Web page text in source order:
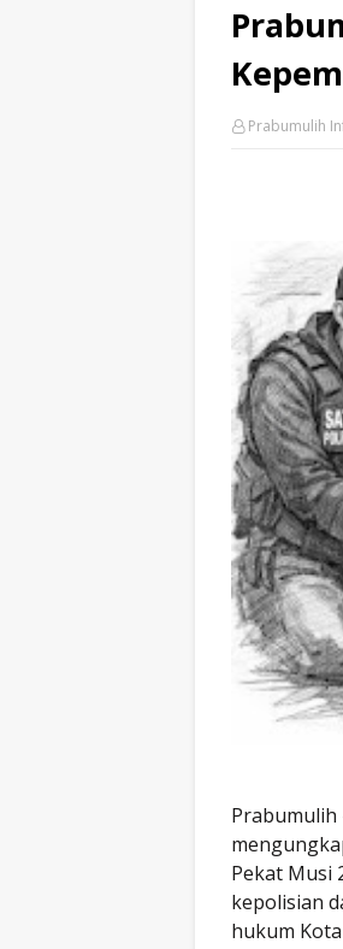
Prabumulih
Prabumulih
Pekat Musi
kepolisian
hukum